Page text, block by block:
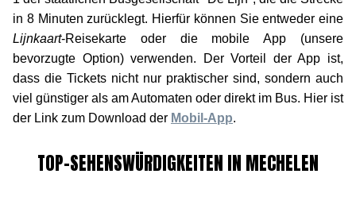
in 8 Minuten zurücklegt. Hierfür können Sie entweder eine
Lijnkaart-Reisekarte oder die mobile App (unsere
bevorzugte Option) verwenden. Der Vorteil der App ist,
dass die Tickets nicht nur praktischer sind, sondern auch
viel günstiger als am Automaten oder direkt im Bus. Hier ist
der Link zum Download derMobil-App.
TOP-SEHENSWÜRDIGKEITEN IN MECHELEN